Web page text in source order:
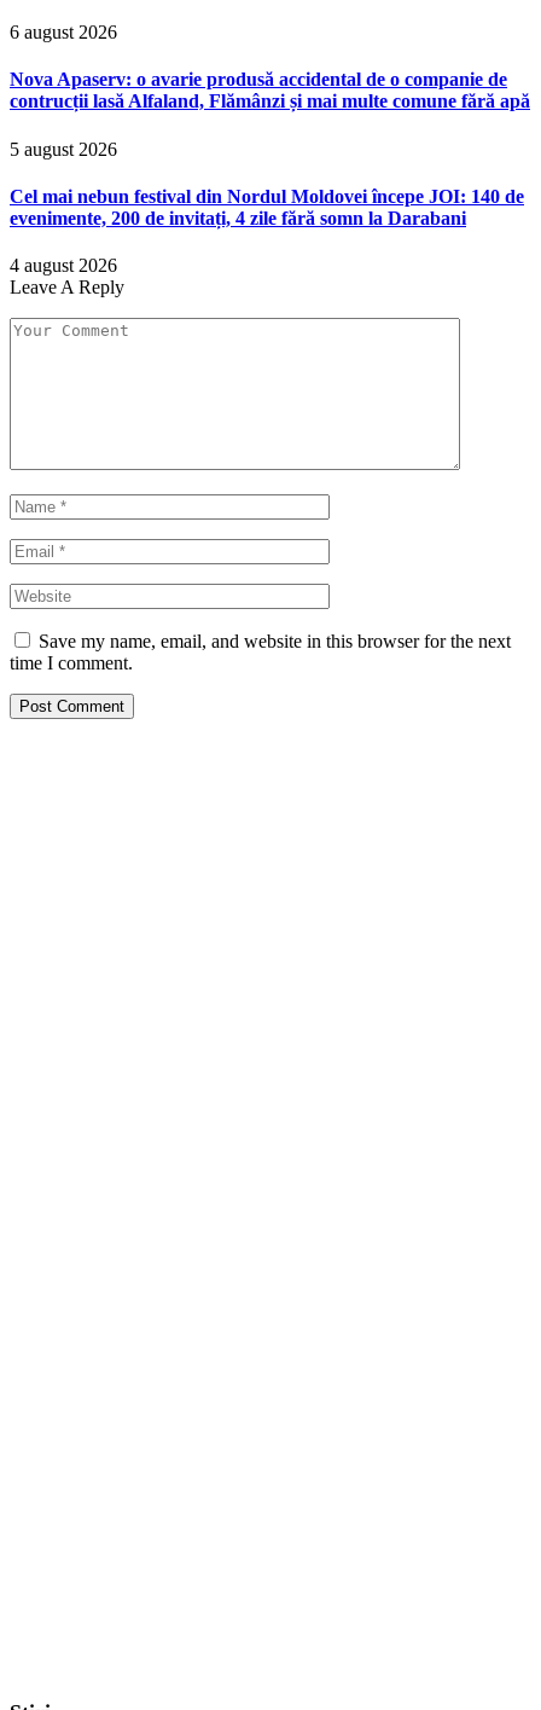
6 august 2026
Nova Apaserv: o avarie produsă accidental de o companie de
contrucții lasă Alfaland, Flămânzi și mai multe comune fără apă
5 august 2026
Cel mai nebun festival din Nordul Moldovei începe JOI: 140 de
evenimente, 200 de invitați, 4 zile fără somn la Darabani
4 august 2026
Leave A Reply
Save my name, email, and website in this browser for the next
time I comment.